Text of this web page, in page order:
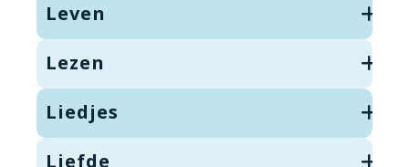
Leven
Lezen
Liedjes
Liefde